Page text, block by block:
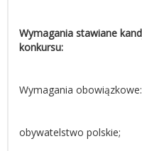
Wymagania stawiane
konkursu:
Wymagania obowiązkowe:
obywatelstwo polskie;